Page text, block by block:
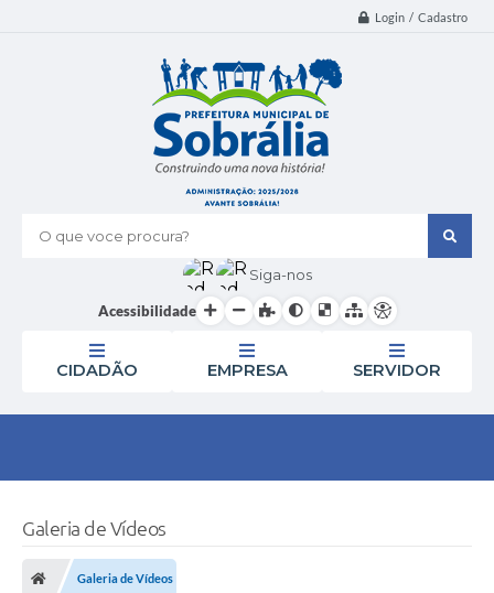
Login / Cadastro
O que voce procura?
Siga-nos
Acessibilidade
CIDADÃO EMPRESA SERVIDOR
Galeria de Vídeos
Galeria de Vídeos